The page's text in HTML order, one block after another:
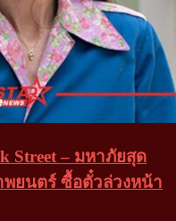
Street – มหาภัยสุด
พยนตร์ ซื้อตั๋วล่วงหน้า